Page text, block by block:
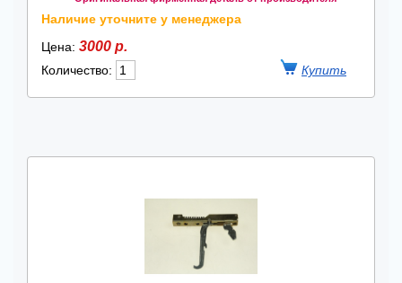
Наличие уточните у менеджера
Цена: 3000 р.
Количество: